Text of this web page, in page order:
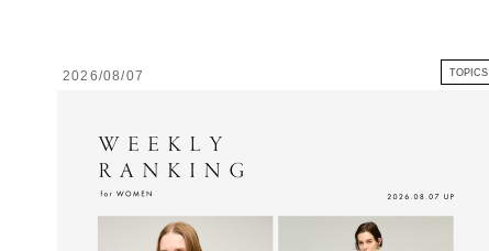
2026/08/07 TOPICS